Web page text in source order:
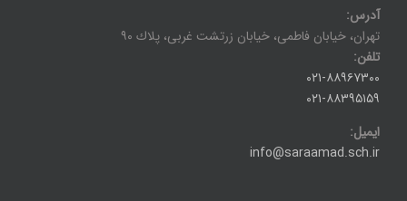
آدرس:
تهران، خيابان فاطمی، خيابان زرتشت غربی، پلاك ۹۰
تلفن:
۰۲۱-۸۸۹۶۷۳۰۰
۰۲۱-۸۸۳۹۵۱۵۹
ایمیل:
info@saraamad.sch.ir